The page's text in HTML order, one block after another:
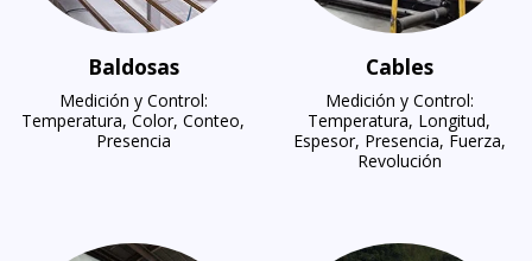
Baldosas
Medición y Control:
Temperatura, Color, Conteo,
Presencia
Cables
Medición y Control:
Temperatura, Longitud,
Espesor, Presencia, Fuerza,
Revolución